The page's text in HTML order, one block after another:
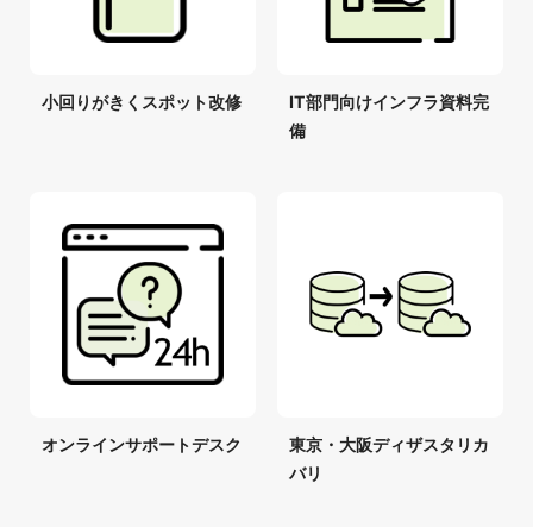
小回りがきくスポット改修
IT部門向けインフラ資料完
備
オンラインサポートデスク
東京・大阪ディザスタリカ
バリ